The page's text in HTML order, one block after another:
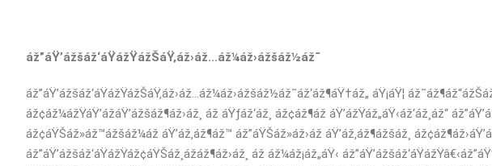
áž”áŸ’ážšáž‘áŸážŸážŠáŸ‚áž›áž…áž¼áž›ážšáž½áž˜
áž”áŸ’ážšáž‘áŸážŸážŠáŸ‚áž›áž…áž¼áž›ážšáž½áž˜áž‘áž¶áŸ†áž„ áŸ¡áŸ¦
áž¢áž¼ážŸáŸ’ážáŸ’ážšáž¶áž›áž¸ áž áŸƒáž‘áž¸ áž¢áž¶áž áŸ’ážŸáž„áŸ‹áž‘áž¸áž“
áž¢áŸŠáž»áž™ážšáž¼áž áŸ’áž‚áž¶áž™ áž”áŸŠáž»áž›áž áŸ’áž‚áž¶ážšáž¸
áž”áŸ’ážšáž‘áŸážŸáž¢áŸŠáž¸ážáž¶áž›áž¸ áž áž¼áž¡áž„áŸ‹